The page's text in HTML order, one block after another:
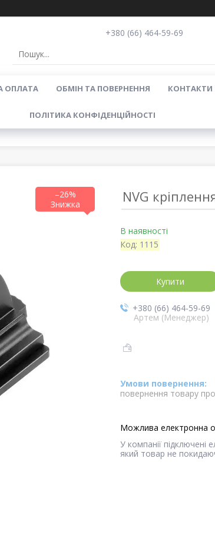
+380 (66) 464-59-69
ОПЛАТА ОБМІН ТА ПОВЕРНЕННЯ КОНТАКТИ
ПОЛІТИКА КОНФІДЕНЦІЙНОСТІ
–26% NVG
В наявності
Код: 1115
Купити
+380 (66) 464-59-69
Артем (Менеджер)
повернення товару
У компанії
який товар не